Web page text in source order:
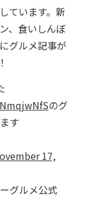
ています。新
、食いしんぼ
にグルメ記事が
のグ
す
17,
グルメ公式